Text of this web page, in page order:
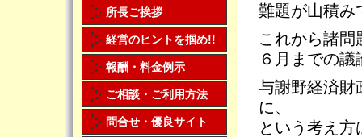
難題が山積み
これから諸問
６月までの
与謝野経済財
に、
という考え
所長ご挨拶
経営のヒントを掴め!!
報酬・料金例示
ご相談・ご利用方法
問合せ・優良サイト